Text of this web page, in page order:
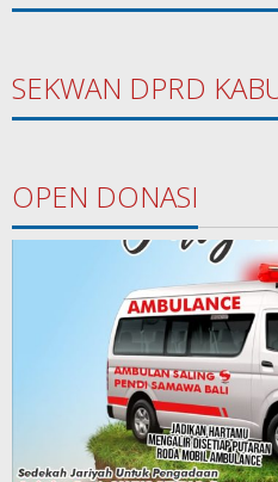
SEKWAN DPRD
OPEN DONASI